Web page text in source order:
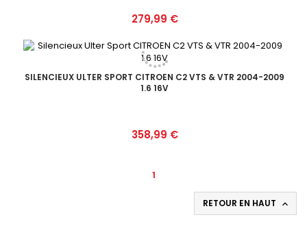
Prix
279,99 €
SILENCIEUX ULTER SPORT CITROEN C2 VTS & VTR 2004-2009
1.6 16V
Prix
358,99 €
1
RETOUR EN HAUT 